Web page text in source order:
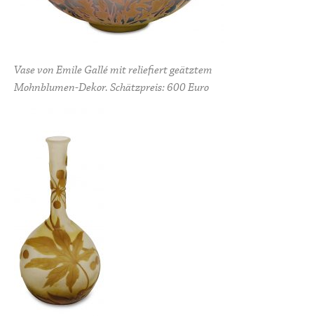
Vase von Emile Gallé mit reliefiert geätztem
Mohnblumen-Dekor. Schätzpreis: 600 Euro